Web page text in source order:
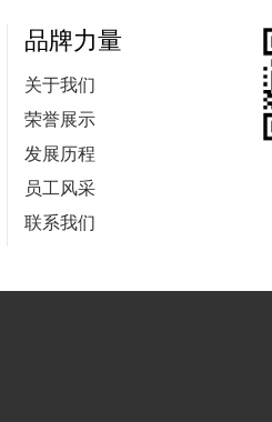
品牌力量
关于我们
荣誉展示
发展历程
员工风采
联系我们